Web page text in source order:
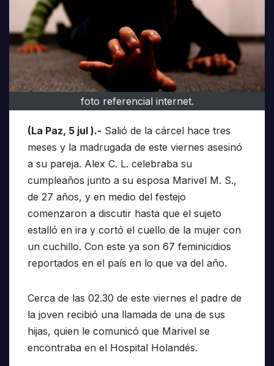
foto referencial internet.
(La Paz, 5 jul ).- Salió de la cárcel hace tres
meses y la madrugada de este viernes asesinó
a su pareja. Alex C. L. celebraba su
cumpleaños junto a su esposa Marivel M. S.,
de 27 años, y en medio del festejo
comenzaron a discutir hasta que el sujeto
estalló en ira y cortó el cuello de la mujer con
un cuchillo. Con este ya son 67 feminicidios
reportados en el país en lo que va del año.
Cerca de las 02.30 de este viernes el padre de
la joven recibió una llamada de una de sus
hijas, quien le comunicó que Marivel se
encontraba en el Hospital Holandés.